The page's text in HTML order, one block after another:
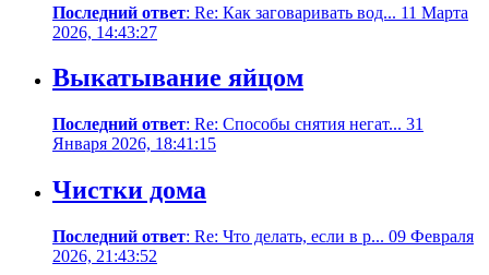
Последний ответ: Re: Как заговаривать вод... 11 Марта
2026, 14:43:27
Выкатывание яйцом
Последний ответ: Re: Способы снятия негат... 31
Января 2026, 18:41:15
Чистки дома
Последний ответ: Re: Что делать, если в р... 09 Февраля
2026, 21:43:52